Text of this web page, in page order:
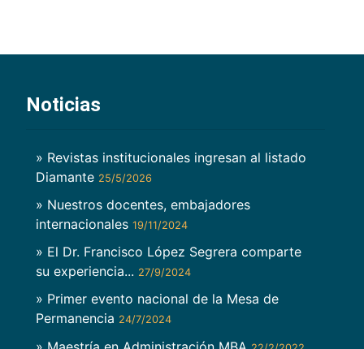
Noticias
» Revistas institucionales ingresan al listado
Diamante 25/5/2026
» Nuestros docentes, embajadores
internacionales 19/11/2024
» El Dr. Francisco López Segrera comparte
su experiencia... 27/9/2024
» Primer evento nacional de la Mesa de
Permanencia 24/7/2024